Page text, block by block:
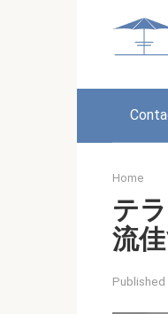
Home
テ
流
Published